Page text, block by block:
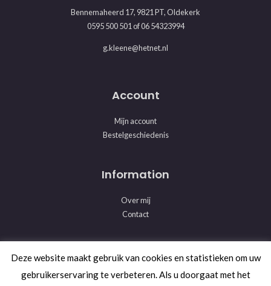
Bennemaheerd 17, 9821 PT, Oldekerk
0595 500 501of06 54323994
g.kleene@hetnet.nl
Account
Mijn account
Bestelgeschiedenis
Information
Over mij
Contact
© 2026 Mind-Upgrade. Powered by Mind-Upgrade
Deze website maakt gebruik van cookies en statistieken om uw
gebruikerservaring te verbeteren. Als u doorgaat met het